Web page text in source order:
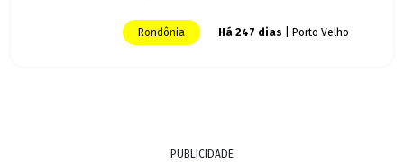
Rondônia Há 247 dias | Porto Velho
PUBLICIDADE